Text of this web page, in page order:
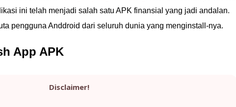
ini telah menjadi salah satu APK finansial yang jadi andalan.
pengguna Anddroid dari seluruh dunia yang menginstall-nya.
App APK
Disclaimer!